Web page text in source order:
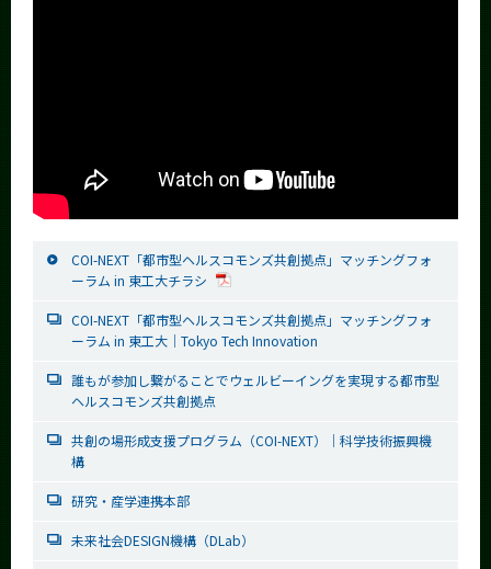
COI-NEXT「都市型ヘルスコモンズ共創拠点」マッチングフォ
ーラム in 東工大チラシ
COI-NEXT「都市型ヘルスコモンズ共創拠点」マッチングフォ
ーラム in 東工大｜Tokyo Tech Innovation
誰もが参加し繋がることでウェルビーイングを実現する都市型
ヘルスコモンズ共創拠点
共創の場形成支援プログラム（COI-NEXT）｜科学技術振興機
構
研究・産学連携本部
未来社会DESIGN機構（DLab）